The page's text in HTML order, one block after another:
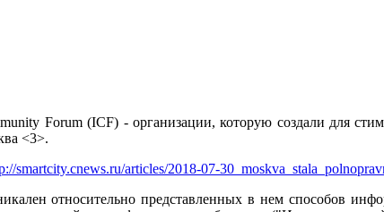
Forum (ICF) - организации, которую создали для
<3>.
smartcity.cnews.ru/articles/2018-07-
относительно представленных в нем способов